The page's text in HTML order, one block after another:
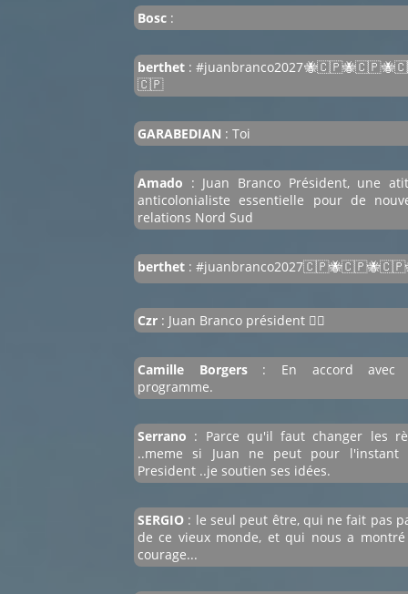
Bosc :
berthet :
🇨🇵
GARABEDIAN : Toi
Amado : Juan Branco Président, une
anticolonialiste essentielle pour de
relations Nord Sud
berthet :
Czr : Juan Branco président 👍🏽
Camille Borgers: En accord avec
programme.
Serrano : Parce qu'il faut changer les
..meme si Juan ne peut pour l'instant
President ..je soutien ses idées.
SERGIO : le seul peut être, qui ne fait pas
de ce vieux monde, et qui nous a montré
courage...